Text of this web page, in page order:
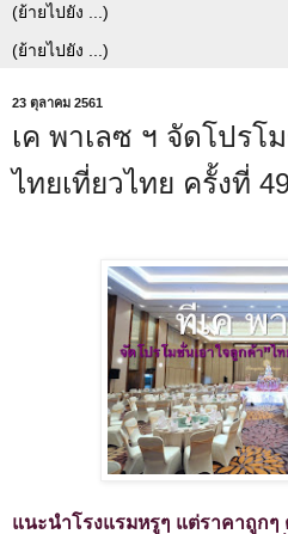
23 ตุลาคม 2561
เค พาเลซ ฯ จัดโปรโ
ไทยเที่ยวไทย ครั้งที่
แนะนำโรงแรมหรูๆ แต่ราคาถูกๆ